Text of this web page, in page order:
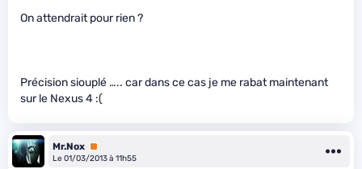
On attendrait pour rien ?
Précision siouplé ….. car dans ce cas je me rabat maintenant
sur le Nexus 4 :(
Mr.Nox Premium
Le 01/03/2013 à 11h55